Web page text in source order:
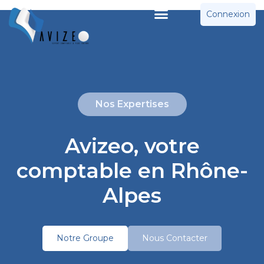
Connexion
Nos Expertises
Avizeo, votre
comptable en Rhône-
Alpes
Notre Groupe Nous Contacter